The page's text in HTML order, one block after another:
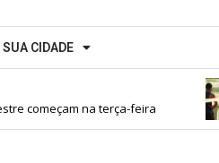
SUA CIDADE
começam na terça-feira